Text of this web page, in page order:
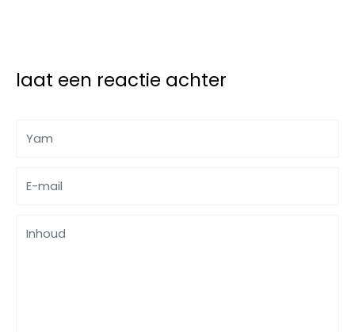
laat een reactie achter
Yam
E-mail
Inhoud